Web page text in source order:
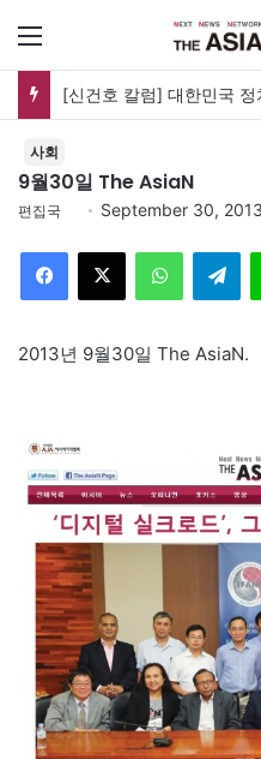
[신건호 칼럼] 대한민국
사회
9월30일 The AsiaN
편집국 September 30, 2013
Telegram
2013년 9월30일 The AsiaN.